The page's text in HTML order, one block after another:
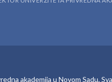
akademija u Novom Sadu.